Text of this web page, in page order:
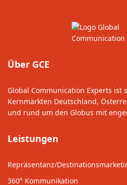
Über GCE
Global Communication Experts ist
Kernmärkten Deutschland,
und rund um den Globus mit
Leistungen
Repräsentanz/
360° Kommunikation